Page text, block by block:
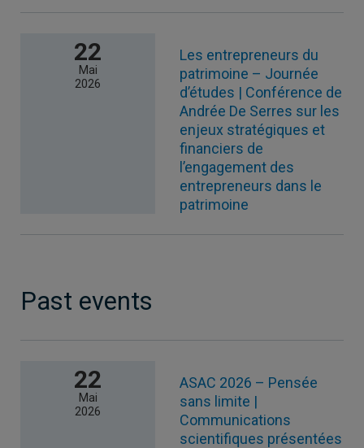
22
Mai
2026
Les entrepreneurs du
patrimoine – Journée
d’études | Conférence de
Andrée De Serres sur les
enjeux stratégiques et
financiers de
l’engagement des
entrepreneurs dans le
patrimoine
Past events
22
Mai
2026
ASAC 2026 – Pensée
sans limite |
Communications
scientifiques présentées